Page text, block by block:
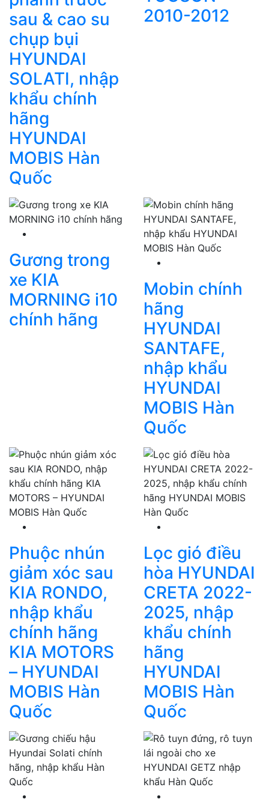
sau & cao su
chụp bụi
HYUNDAI
SOLATI, nhập
khẩu chính
hãng
HYUNDAI
MOBIS Hàn
Quốc
2010-2012
Gương trong
xe KIA
MORNING i10
chính hãng
Mobin chính
hãng
HYUNDAI
SANTAFE,
nhập khẩu
HYUNDAI
MOBIS Hàn
Quốc
Phuộc nhún
giảm xóc sau
KIA RONDO,
nhập khẩu
chính hãng
KIA MOTORS
– HYUNDAI
MOBIS Hàn
Quốc
Lọc gió điều
hòa HYUNDAI
CRETA 2022-
2025, nhập
khẩu chính
hãng
HYUNDAI
MOBIS Hàn
Quốc